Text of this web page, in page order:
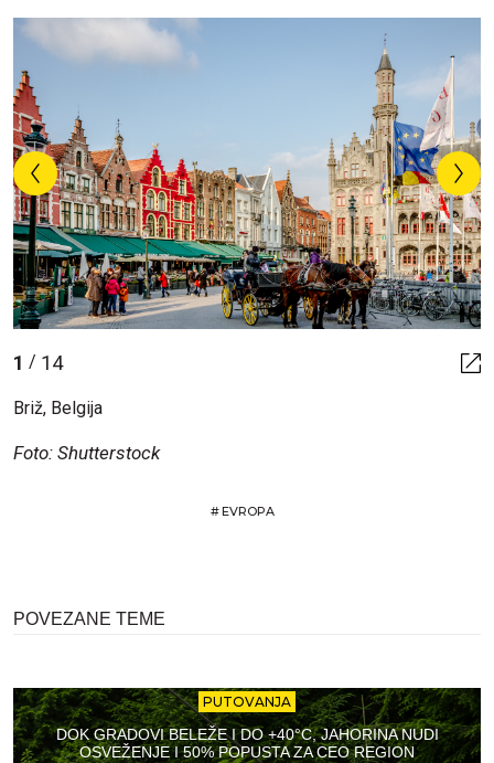
1 / 14
Briž, Belgija
Foto: Shutterstock
#EVROPA
POVEZANE TEME
PUTOVANJA
DOK GRADOVI BELEŽE I DO +40°C, JAHORINA NUDI
OSVEŽENJE I 50% POPUSTA ZA CEO REGION